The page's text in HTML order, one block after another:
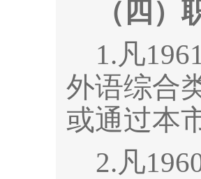
（四）
1.凡
外语综合
或通过本
2.凡